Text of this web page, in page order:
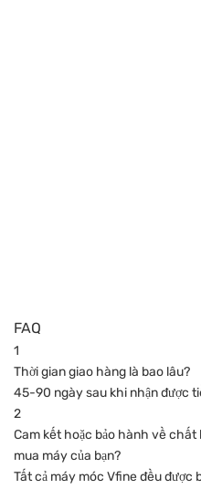
FAQ
1
Thời gian giao hàng là bao lâu?
45-90 ngày sau khi nhận được
2
Cam kết hoặc bảo hành về chất
mua máy của bạn?
Tất cả máy móc Vfine đều được